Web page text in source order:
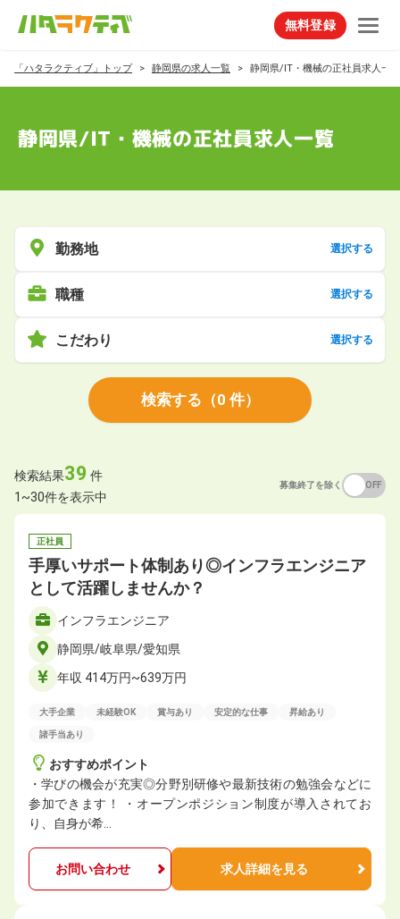
無料登録
「ハタラクティブ」トップ 静岡県の求人一覧 静岡県/IT・機械の正社員求人一覧
静岡県/IT・機械の正社員求人一覧
勤務地 選択する
職種 選択する
こだわり 選択する
検索する （0 件）
検索結果39 件
1~30件を表示中
募集終了を除く OFF
正社員
手厚いサポート体制あり◎インフラエンジニア
として活躍しませんか？
インフラエンジニア
静岡県/岐阜県/愛知県
年収 414万円~639万円
大手企業 未経験OK 賞与あり 安定的な仕事 昇給あり
諸手当あり
おすすめポイント
・学びの機会が充実◎分野別研修や最新技術の勉強会などに
参加できます！ ・オープンポジション制度が導入されてお
り、自身が希…
お問い合わせ 求人詳細を見る